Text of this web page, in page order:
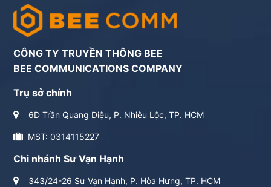
CÔNG TY TRUYỀN THÔNG BEE
BEE COMMUNICATIONS COMPANY
Trụ sở chính
6D Trần Quang Diệu, P. Nhiêu Lộc, TP. HCM
MST: 0314115227
Chi nhánh Sư Vạn Hạnh
343/24-26 Sư Vạn Hạnh, P. Hòa Hưng, TP. HCM